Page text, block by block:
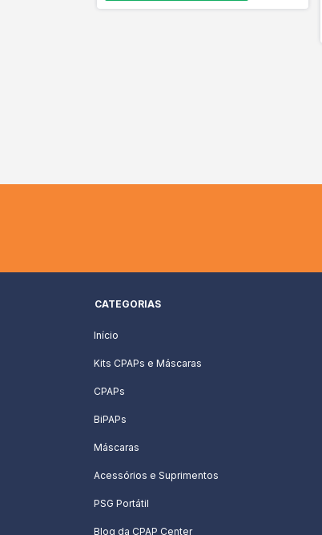
CATEGORIAS
Início
Kits CPAPs e Máscaras
CPAPs
BiPAPs
Máscaras
Acessórios e Suprimentos
PSG Portátil
Blog da CPAP Center